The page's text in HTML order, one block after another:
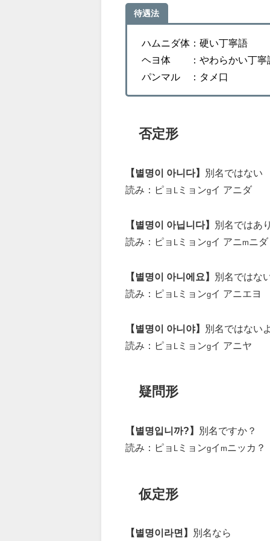
待遇法
ハムニダ体：硬い丁寧語
ヘヨ体 ：やわらかい丁寧
パンマル ：タメ口
否定形
【별명이 아니다】
別名ではない
読み：ピョ
ミョンgイ アニダ
【별명이 아닙니다】
別名ではあ
読み：ピョ
ミョンgイ アニ m ニダ
【별명이 아니에요】
別名ではな
読み：ピョ
ミョンgイ アニエヨ
【별명이 아니야】
別名ではないよ
読み：ピョ
ミョンgイ アニヤ
疑問形
【별명입니까?】
別名ですか？
読み：ピョ
ミョンgイ m ニッカ？
仮定形
【별명이라면】
別名なら